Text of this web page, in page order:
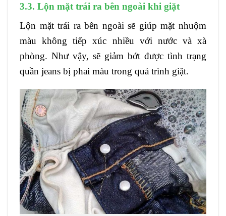
3.3. Lộn mặt trái ra bên ngoài khi giặt
Lộn mặt trái ra bên ngoài sẽ giúp mặt nhuộm
màu không tiếp xúc nhiều với nước và xà
phòng. Như vậy, sẽ giảm bớt được tình trạng
quần jeans bị phai màu trong quá trình giặt.